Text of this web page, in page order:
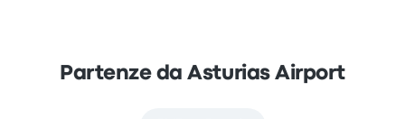
Partenze da Asturias Airport